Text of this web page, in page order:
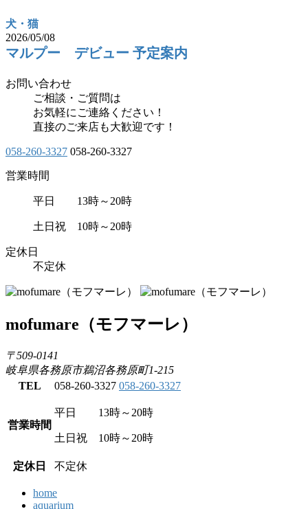
犬・猫
2026/05/08
マルプー デビュー 予定案内
お問い合わせ
ご相談・ご質問は
お気軽にご連絡ください！
直接のご来店も大歓迎です！
058-260-3327 058-260-3327
営業時間
平日 13時～20時
土日祝 10時～20時
定休日
不定休
mofumare （モフマーレ）
〒509-0141
岐阜県各務原市鵜沼各務原町1-215
TEL
058-260-3327 058-260-3327
営業時間
平日 13時～20時
土日祝 10時～20時
定休日 不定休
home
aquarium